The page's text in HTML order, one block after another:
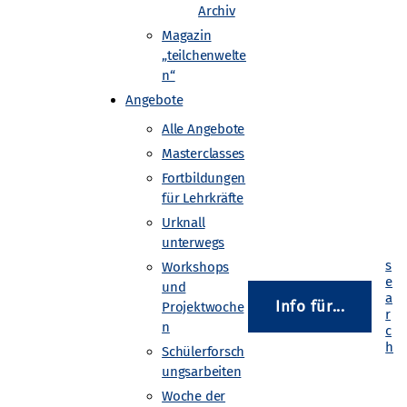
Archiv
Magazin
„teilchenwelte
n“
Angebote
Alle Angebote
Masterclasses
Fortbildungen
für Lehrkräfte
Urknall
unterwegs
Workshops
und
Projektwoche
n
Schülerforsch
ungsarbeiten
Woche der
Info für...
Dazu laden die
Masterclasses
Sie identifizieren
Das Programm